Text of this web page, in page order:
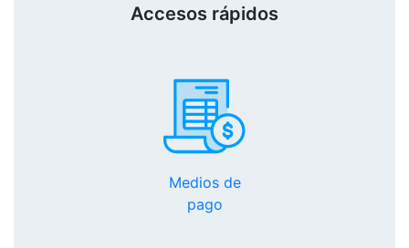
Accesos rápidos
Medios de
pago